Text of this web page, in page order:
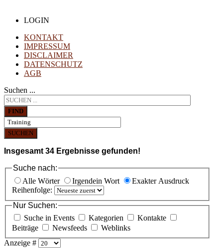
LOGIN
KONTAKT
IMPRESSUM
DISCLAIMER
DATENSCHUTZ
AGB
Suchen ...
FIND
SUCHEN
Insgesamt 34 Ergebnisse gefunden!
Suche nach:
Alle Wörter
Irgendein Wort
Exakter Ausdruck
Reihenfolge:
Nur Suchen:
Suche in Events
Kategorien
Kontakte
Beiträge
Newsfeeds
Weblinks
Anzeige #